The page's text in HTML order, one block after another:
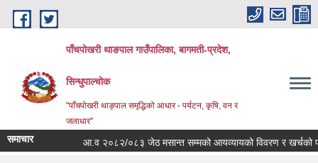
Skip to main content
पाँचपोखरी थाङपाल गाउँपालिका, बागमती-प्रदेश,
सिन्धुपाल्चोक
"पाँचपोखरी थाङ्पाल समृद्धिको आधार - पर्यटन, कृषि, वन र
जलाधार"
समाचार आ.व २०८२/०८३ जेठ मसान्त सम्मको आयव्यायको विवरण र खर्चको